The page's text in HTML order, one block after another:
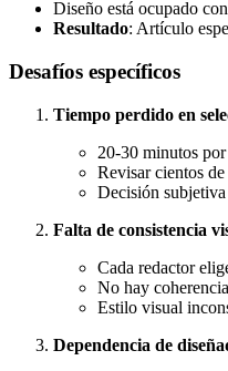
Diseño está ocupado
Resultado: Artículo
Desafíos específicos
Tiempo perdido en
20-30 minutos
Revisar cientos
Decisión
Falta de consistencia
Cada redactor
No hay
Estilo visual
Dependencia de